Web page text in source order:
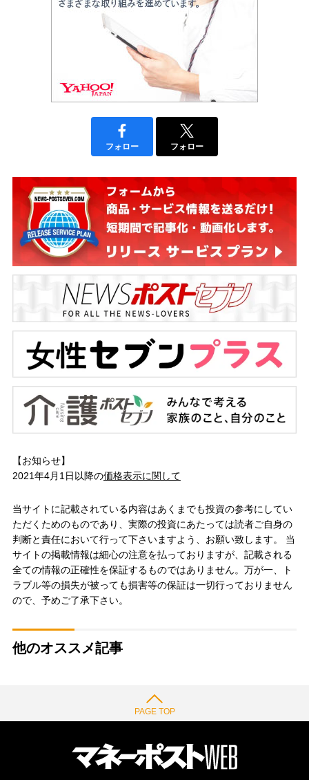
フォロー フォロー
【お知らせ】
2021年4月1日以降の価格表示に関して
当サイトに記載されている内容はあくまでも投資の参考にしてい
ただくためのものであり、実際の投資にあたっては読者ご自身の
判断と責任において行って下さいますよう、お願い致します。 当
サイトの掲載情報は細心の注意を払っておりますが、記載される
全ての情報の正確性を保証するものではありません。万が一、ト
ラブル等の損失が被っても損害等の保証は一切行っておりません
ので、予めご了承下さい。
他のオススメ記事
PAGE TOP